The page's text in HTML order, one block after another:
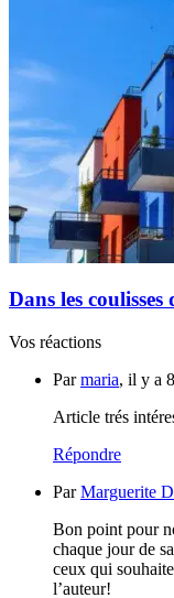
Dans les
Vos réactions
Parmaria, il y a
Article trés
Répondre
ParMarguerite
Bon point pour
chaque jour de
ceux qui
l’auteur!